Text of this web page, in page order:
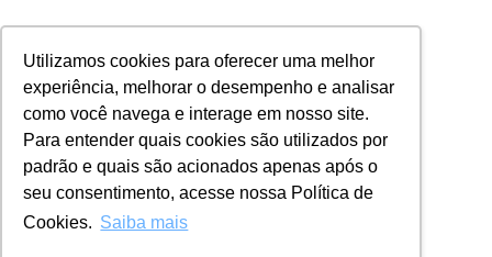
Utilizamos cookies para oferecer uma melhor
experiência, melhorar o desempenho e analisar
como você navega e interage em nosso site.
Para entender quais cookies são utilizados por
padrão e quais são acionados apenas após o
seu consentimento, acesse nossa Política de
Cookies. Saiba mais